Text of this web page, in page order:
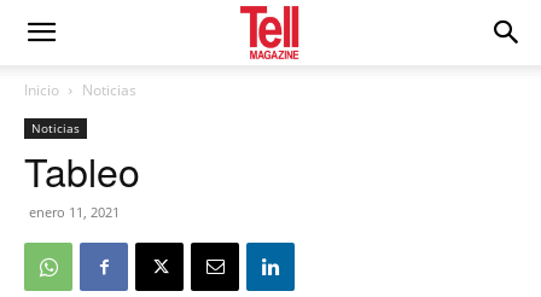
Inicio Noticias
Noticias
Tableo
enero 11, 2021